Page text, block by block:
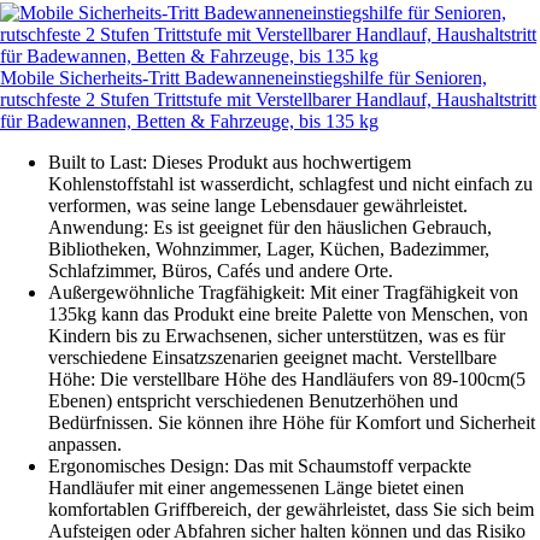
Mobile Sicherheits-Tritt Badewanneneinstiegshilfe für Senioren,
rutschfeste 2 Stufen Trittstufe mit Verstellbarer Handlauf, Haushaltstritt
für Badewannen, Betten & Fahrzeuge, bis 135 kg
Built to Last: Dieses Produkt aus hochwertigem
Kohlenstoffstahl ist wasserdicht, schlagfest und nicht einfach zu
verformen, was seine lange Lebensdauer gewährleistet.
Anwendung: Es ist geeignet für den häuslichen Gebrauch,
Bibliotheken, Wohnzimmer, Lager, Küchen, Badezimmer,
Schlafzimmer, Büros, Cafés und andere Orte.
Außergewöhnliche Tragfähigkeit: Mit einer Tragfähigkeit von
135kg kann das Produkt eine breite Palette von Menschen, von
Kindern bis zu Erwachsenen, sicher unterstützen, was es für
verschiedene Einsatzszenarien geeignet macht. Verstellbare
Höhe: Die verstellbare Höhe des Handläufers von 89-100cm(5
Ebenen) entspricht verschiedenen Benutzerhöhen und
Bedürfnissen. Sie können ihre Höhe für Komfort und Sicherheit
anpassen.
Ergonomisches Design: Das mit Schaumstoff verpackte
Handläufer mit einer angemessenen Länge bietet einen
komfortablen Griffbereich, der gewährleistet, dass Sie sich beim
Aufsteigen oder Abfahren sicher halten können und das Risiko